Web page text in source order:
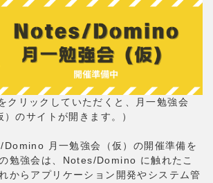
クリックしていただくと、月一勉強会
）のサイトが開きます。）
月一勉強会（仮）の開催準備を
勉強会は、Notes/Domino に触れたこ
からアプリケーション開発やシステム管